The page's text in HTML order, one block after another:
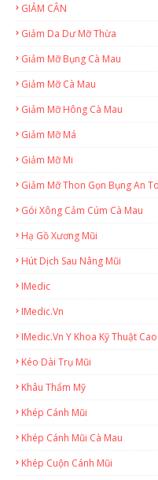
GIẢM CÂN
Giảm Da Dư Mỡ Thừa
Giảm Mỡ Bụng Cà Mau
Giảm Mỡ Cà Mau
Giảm Mỡ Hông Cà Mau
Giảm Mỡ Má
Giảm Mỡ Mi
Giảm Mỡ Thon Gọn Bụng An
Gói Xông Cảm Cúm Cà Mau
Hạ Gồ Xương Mũi
Hút Dịch Sau Nâng Mũi
IMedic
IMedic.vn
IMedic.vn Y Khoa Kỹ Thuật Cao
Kéo Dài Trụ Mũi
Khâu Thẩm Mỹ
Khép Cánh Mũi
Khép Cánh Mũi Cà Mau
Khép Cuộn Cánh Mũi